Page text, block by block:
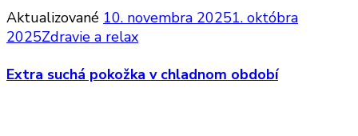
Aktualizované 10. novembra 20251. októbra
2025Zdravie a relax
Extra suchá pokožka v chladnom období